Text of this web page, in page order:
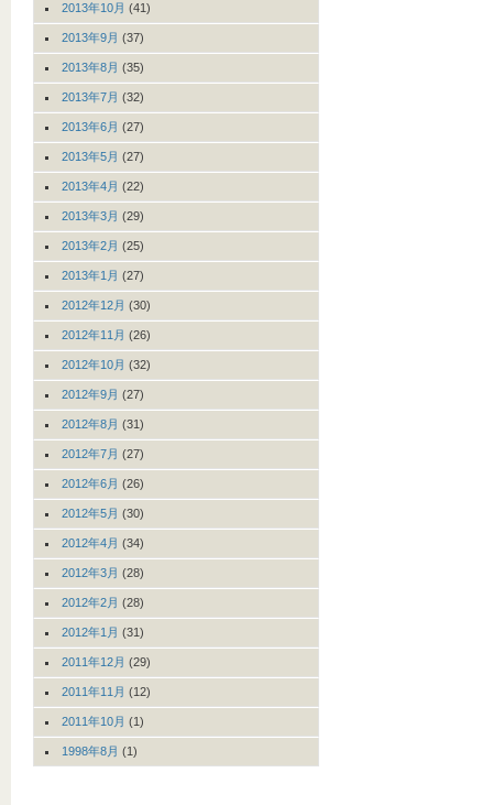
2013年10月 (41)
2013年9月 (37)
2013年8月 (35)
2013年7月 (32)
2013年6月 (27)
2013年5月 (27)
2013年4月 (22)
2013年3月 (29)
2013年2月 (25)
2013年1月 (27)
2012年12月 (30)
2012年11月 (26)
2012年10月 (32)
2012年9月 (27)
2012年8月 (31)
2012年7月 (27)
2012年6月 (26)
2012年5月 (30)
2012年4月 (34)
2012年3月 (28)
2012年2月 (28)
2012年1月 (31)
2011年12月 (29)
2011年11月 (12)
2011年10月 (1)
1998年8月 (1)